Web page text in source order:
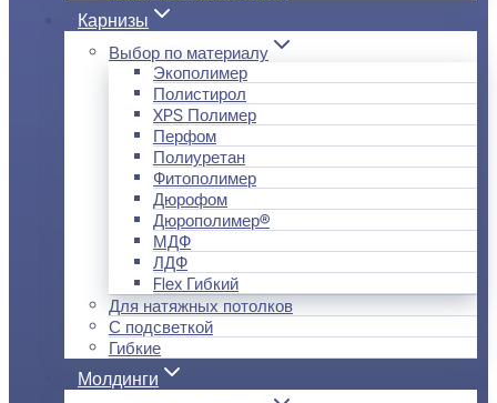
Карнизы
Выбор по материалу
Экополимер
Полистирол
XPS Полимер
Перфом
Полиуретан
Фитополимер
Дюрофом
Дюрополимер®
МДФ
ЛДФ
Flex Гибкий
Для натяжных потолков
С подсветкой
Гибкие
Молдинги